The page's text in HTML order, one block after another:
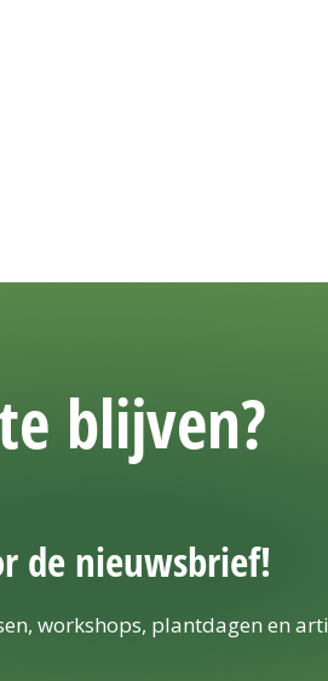
blijven?
de nieuwsbrief!
workshops, plantdagen en